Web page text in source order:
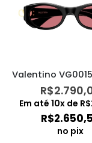
R$
Em até 10x de R$
R$
no pix